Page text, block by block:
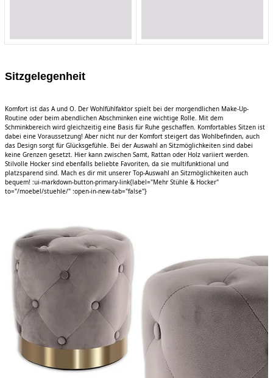
Sitzgelegenheit
Komfort ist das A und O. Der Wohlfühlfaktor spielt bei der morgendlichen Make-Up-
Routine oder beim abendlichen Abschminken eine wichtige Rolle. Mit dem
Schminkbereich wird gleichzeitig eine Basis für Ruhe geschaffen. Komfortables Sitzen ist
dabei eine Voraussetzung! Aber nicht nur der Komfort steigert das Wohlbefinden, auch
das Design sorgt für Glücksgefühle. Bei der Auswahl an Sitzmöglichkeiten sind dabei
keine Grenzen gesetzt. Hier kann zwischen Samt, Rattan oder Holz variiert werden.
Stilvolle Hocker sind ebenfalls beliebte Favoriten, da sie multifunktional und
platzsparend sind. Mach es dir mit unserer Top-Auswahl an Sitzmöglichkeiten auch
bequem! :ui-markdown-button-primary-link{label="Mehr Stühle & Hocker"
to="/moebel/stuehle/" :open-in-new-tab="false"}